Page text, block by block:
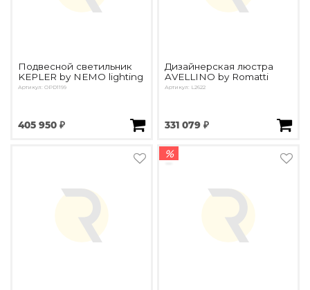
Подвесной светильник
KEPLER by NEMO lighting
Артикул: OPD1199
405 950 ₽
Дизайнерская люстра
AVELLINO by Romatti
Артикул: L2622
331 079 ₽
%